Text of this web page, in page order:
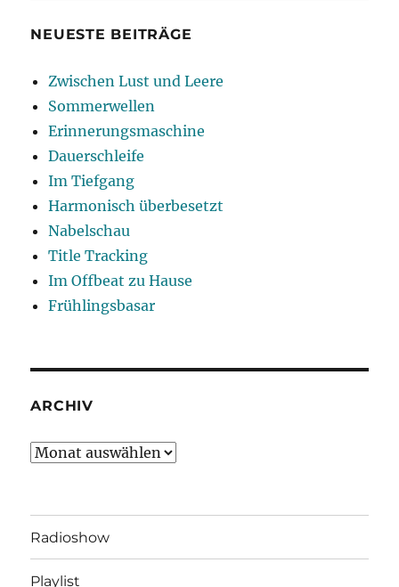
NEUESTE BEITRÄGE
Zwischen Lust und Leere
Sommerwellen
Erinnerungsmaschine
Dauerschleife
Im Tiefgang
Harmonisch überbesetzt
Nabelschau
Title Tracking
Im Offbeat zu Hause
Frühlingsbasar
ARCHIV
Archiv
Radioshow
Playlist